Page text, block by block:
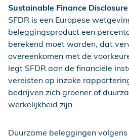
Sustainable Finance
SFDR is een Europese
beleggingsproduct een
berekend moet worden, dat
overeenkomen met de
legt SFDR aan de financiële
vereisten op inzake
bedrijven zich groener of
werkelijkheid zijn.
Duurzame beleggingen